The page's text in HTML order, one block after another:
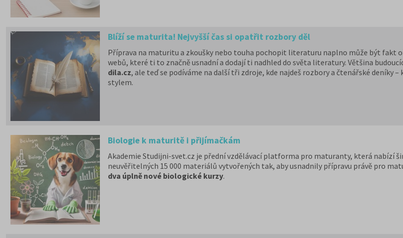
Blíží se maturita! Nejvyšší čas si opatřit rozbory děl
Příprava na maturitu a zkoušky nebo touha pochopit literaturu naplno může být fakt
webů, které ti to značně usnadní a dodají ti nadhled do světa literatury. Většina
dila.cz, ale teď se podíváme na další tři zdroje, kde najdeš rozbory a čtenářské deníky –
stylem.
Biologie k maturitě i přijímačkám
Akademie Studijni-svet.cz je přední vzdělávací platforma pro maturanty, která nabízí
neuvěřitelných 15 000 materiálů vytvořených tak, aby usnadnily přípravu právě pro
dva úplně nové biologické kurzy.